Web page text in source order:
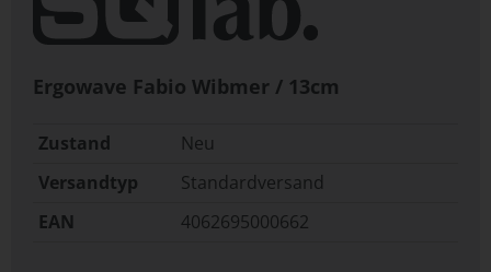
Ergowave Fabio Wibmer / 13cm
Zustand
Neu
Versandtyp
Standardversand
EAN
4062695000662